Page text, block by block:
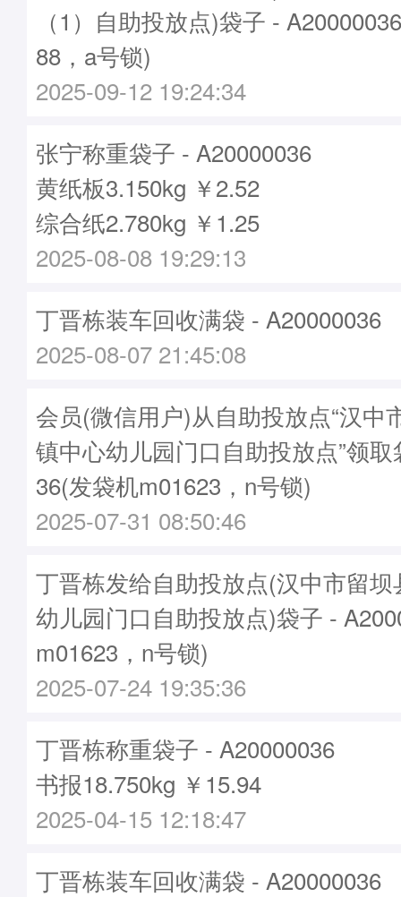
（1）自助投放点)袋子 -
88，a号锁)
2025-09-12 19:24:34
张宁称重袋子 - A20000036
黄纸板3.150kg ￥2.52
综合纸2.780kg ￥1.25
2025-08-08 19:29:13
丁晋栋装车回收满袋 - A20000036
2025-08-07 21:45:08
会员(微信用户)从自助投放点“汉中
镇中心幼儿园门口自助投放点”领
36(发袋机m01623，n号锁)
2025-07-31 08:50:46
丁晋栋发给自助投放点(汉中市留
幼儿园门口自助投放点)袋子 -
m01623，n号锁)
2025-07-24 19:35:36
丁晋栋称重袋子 - A20000036
书报18.750kg ￥15.94
2025-04-15 12:18:47
丁晋栋装车回收满袋 - A20000036